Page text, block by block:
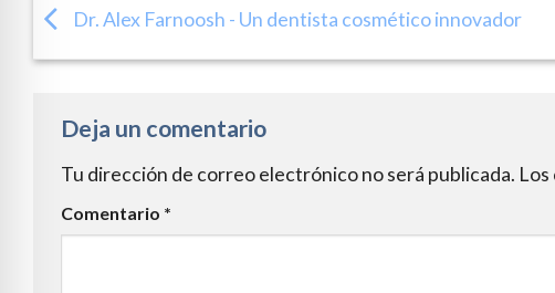
Dr. Alex Farnoosh - Un dentista cosmético innovador
Deja un comentario
Tu dirección de correo electrónico no será publicada.
Comentario *